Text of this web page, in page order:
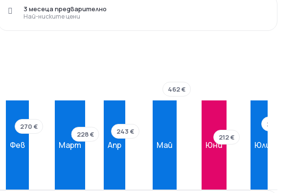
Най-ниските цени
3 месеца предварително
Фев
270 €
Март
228 €
Апр
243 €
Май
462 €
Юни
212 €
Юли
281 €